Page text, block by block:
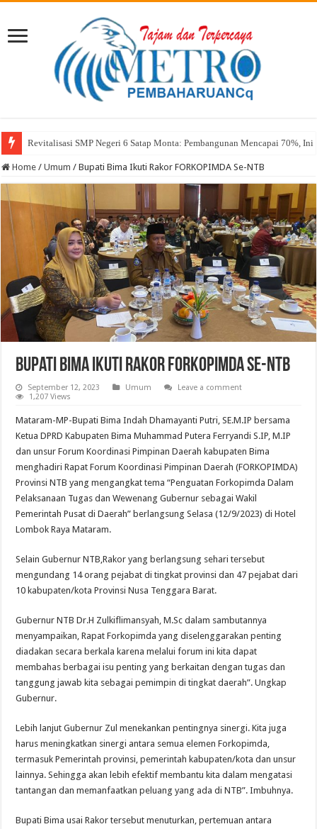
Revitalisasi SMP Negeri 6 Satap Monta: Pembangunan Mencapai 70%,
Sekda Abul: Pelantikan adalah Pengakuan Kompetensi
Home / Umum / Bupati Bima Ikuti Rakor FORKOPIMDA Se-NTB
Bupati Bima Ikuti Rakor FORKOPIMDA Se-NTB
September 12, 2023 Umum
Leave a comment
1,207 Views
Mataram-MP-Bupati Bima Indah Dhamayanti Putri, SE.M.IP bersama
Ketua DPRD Kabupaten Bima Muhammad Putera Ferryandi S.IP, M.IP
dan unsur Forum Koordinasi Pimpinan Daerah kabupaten Bima
menghadiri Rapat Forum Koordinasi Pimpinan Daerah (FORKOPIMDA)
Provinsi NTB yang mengangkat tema “Penguatan Forkopimda Dalam
Pelaksanaan Tugas dan Wewenang Gubernur sebagai Wakil
Pemerintah Pusat di Daerah” berlangsung Selasa (12/9/2023) di Hotel
Lombok Raya Mataram.
Selain Gubernur NTB,Rakor yang berlangsung sehari tersebut
mengundang 14 orang pejabat di tingkat provinsi dan 47 pejabat dari
10 kabupaten/kota Provinsi Nusa Tenggara Barat.
Gubernur NTB Dr.H Zulkiflimansyah, M.Sc dalam sambutannya
menyampaikan, Rapat Forkopimda yang diselenggarakan penting
diadakan secara berkala karena melalui forum ini kita dapat
membahas berbagai isu penting yang berkaitan dengan tugas dan
tanggung jawab kita sebagai pemimpin di tingkat daerah”. Ungkap
Gubernur.
Lebih lanjut Gubernur Zul menekankan pentingnya sinergi. Kita juga
harus meningkatkan sinergi antara semua elemen Forkopimda,
termasuk Pemerintah provinsi, pemerintah kabupaten/kota dan unsur
lainnya. Sehingga akan lebih efektif membantu kita dalam mengatasi
tantangan dan memanfaatkan peluang yang ada di NTB”. Imbuhnya.
Bupati Bima usai Rakor tersebut menuturkan, pertemuan antara